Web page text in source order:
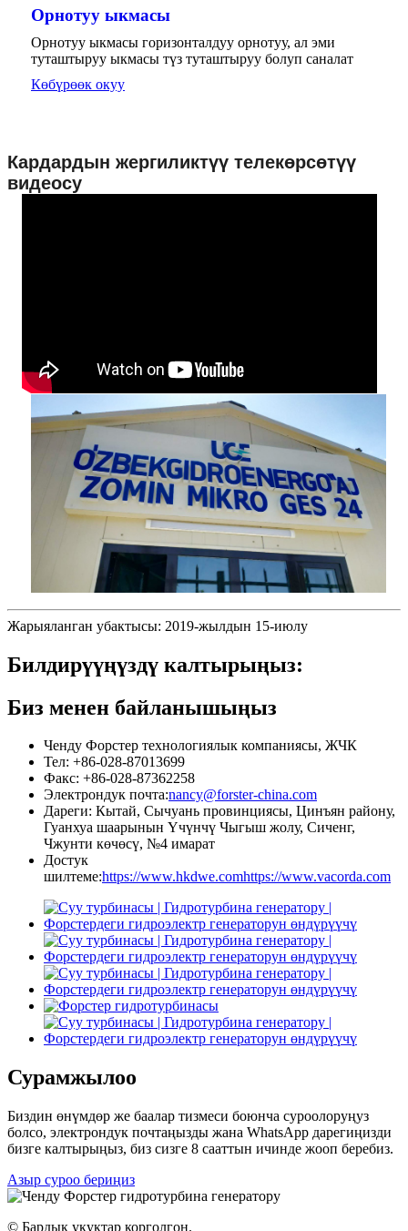
Орнотуу ыкмасы
Орнотуу ыкмасы горизонталдуу орнотуу, ал эми
туташтыруу ыкмасы түз туташтыруу болуп саналат
Көбүрөөк окуу
Кардардын жергиликтүү телекөрсөтүү
видеосу
Жарыяланган убактысы: 2019-жылдын 15-июлу
Билдирүүңүздү калтырыңыз:
Биз менен байланышыңыз
Ченду Форстер технологиялык компаниясы, ЖЧК
Тел: +86-028-87013699
Факс: +86-028-87362258
Электрондук почта:nancy@forster-china.com
Дареги: Кытай, Сычуань провинциясы, Цинъян району,
Гуанхуа шаарынын Үчүнчү Чыгыш жолу, Сиченг,
Чжунти көчөсү, №4 имарат
Достук
шилтеме:https://www.hkdwe.comhttps://www.vacorda.com
Сурамжылоо
Биздин өнүмдөр же баалар тизмеси боюнча суроолоруңуз
болсо, электрондук почтаңызды жана WhatsApp дарегиңизди
бизге калтырыңыз, биз сизге 8 сааттын ичинде жооп беребиз.
Азыр суроо бериңиз
© Бардык укуктар корголгон.